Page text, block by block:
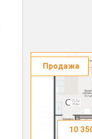
Продажа
10